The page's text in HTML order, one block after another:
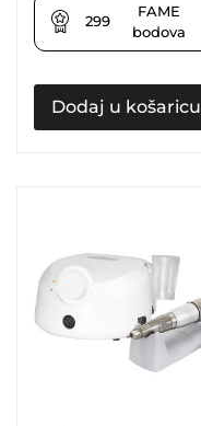
299
FAME
bodova
Dodaj u košaricu